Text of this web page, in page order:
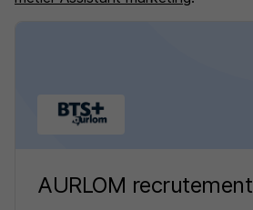
AURLOM recrutement